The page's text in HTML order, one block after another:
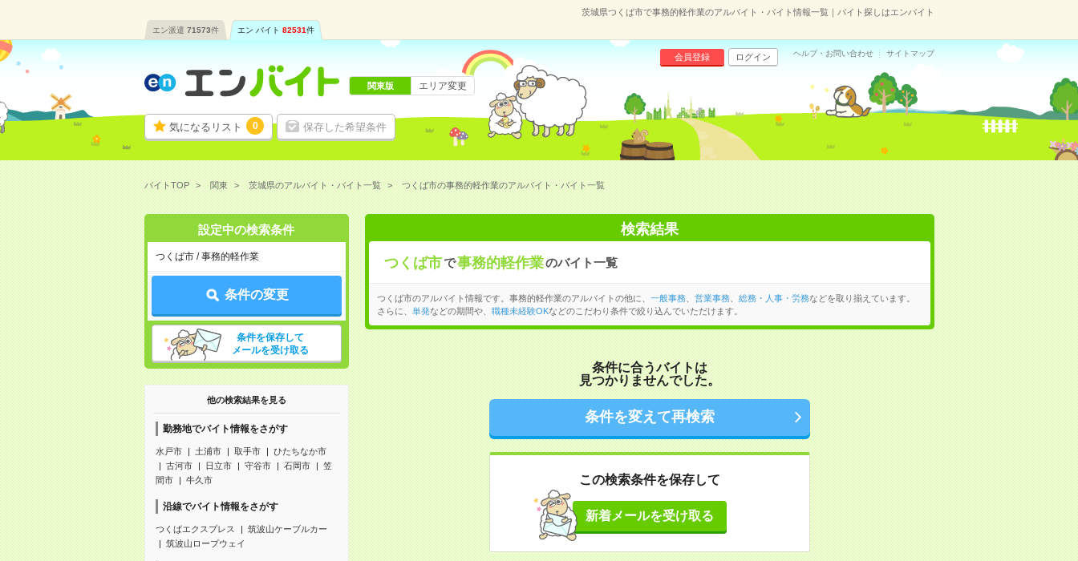
茨城県つくば市で事務的軽作業のアルバイト・バイト情報一覧｜バイト探しはエンバイト
エン派遣 71573件 エン バイト 82531件
気になるリスト 0 保存した希望条件
会員登録 ログイン ヘルプ・お問い合わせ サイトマップ
関東版 エリア変更
バイトTOP 関東 茨城県のアルバイト・バイト一覧 つくば市の事務的軽作業のアルバイト・バイト一覧
設定中の検索条件
つくば市 / 事務的軽作業
条件の変更
条件を保存して
メールを受け取る
他の検索結果を見る
勤務地でバイト情報をさがす
水戸市 土浦市 取手市
ひたちなか市
古河市
日立市 守谷市 石岡市
笠
間市
牛久市
沿線でバイト情報をさがす
つくばエクスプレス
筑波山ケーブルカー
筑波山ロープウェイ
検索結果
つくば市で事務的軽作業のバイト一覧
つくば市のアルバイト情報です。事務的軽作業のアルバイトの他に、 一般事務、 営業事務、 総務・人事・労務などを取り揃えています。
さらに、
単発などの期間や、 職種未経験OKなどのこだわり条件で絞り込んでいただけます。
条件に合うバイトは
見つかりませんでした。
条件を変えて再検索
この検索条件を保存して
新着メールを受け取る